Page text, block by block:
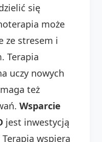
się
może
ze stresem i
Terapia
uczy nowych
też
Wsparcie
jest inwestycją
wspiera